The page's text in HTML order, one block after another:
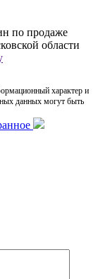
по продаже
области
характер и
данных могут быть